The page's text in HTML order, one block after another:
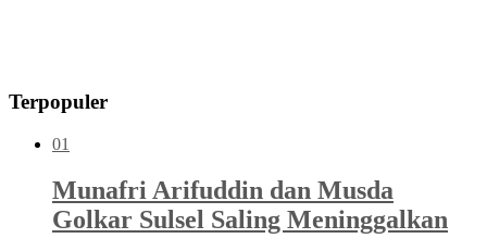
Terpopuler
01
Munafri Arifuddin dan Musda
Golkar Sulsel Saling Meninggalkan